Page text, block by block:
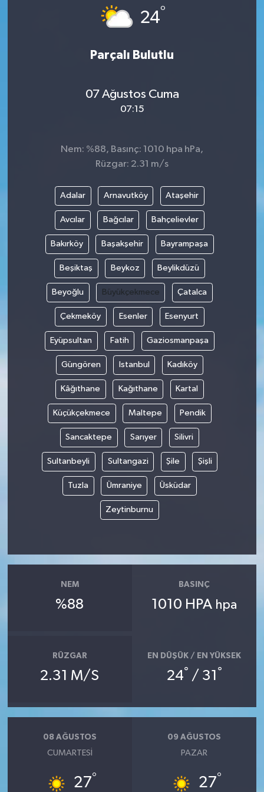
24°
Parçalı Bulutlu
07 Ağustos Cuma
07:15
Nem: %88, Basınç: 1010 hpa hPa,
Rüzgar: 2.31 m/s
Adalar Arnavutköy Ataşehir
Avcılar Bağcılar Bahçelievler
Bakırköy Başakşehir Bayrampaşa
Beşiktaş Beykoz Beylikdüzü
Beyoğlu Büyükçekmece Çatalca
Çekmeköy Esenler Esenyurt
Eyüpsultan Fatih Gaziosmanpaşa
Güngören Istanbul Kadıköy
Kâğıthane Kağıthane Kartal
Küçükçekmece Maltepe Pendik
Sancaktepe Sarıyer Silivri
Sultanbeyli Sultangazi Şile Şişli
Tuzla Ümraniye Üsküdar
Zeytinburnu
NEM
%88
BASINÇ
1010 HPA hpa
RÜZGAR
2.31 M/S
EN DÜŞÜK / EN YÜKSEK
24° / 31 °
08 AĞUSTOS
CUMARTESI
27°
09 AĞUSTOS
PAZAR
27°